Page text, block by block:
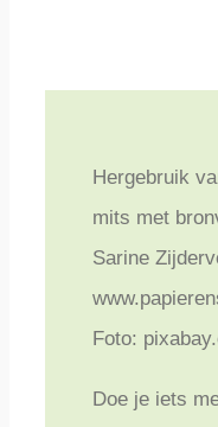
Hergebruik
mits met
Sarine
Foto:
Doe je iets